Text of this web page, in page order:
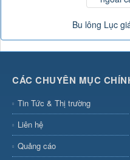
Bu lông Lục
CÁC CHUYÊN MỤC
Tin Tức & Thị trường
Liên hệ
Quảng cáo